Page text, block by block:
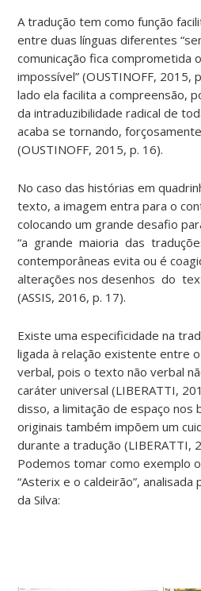
A tradução tem como função
entre duas línguas diferentes
comunicação fica comprometida
impossível” (OUSTINOFF, 2015,
lado ela facilita a compreensão,
da intraduzibilidade radical de
acaba se tornando,
(OUSTINOFF, 2015, p. 16).
No caso das histórias em
texto, a imagem entra para o
colocando um grande desafio
“a grande maioria das
contemporâneas evita ou é
alterações nos desenhos do
(ASSIS, 2016, p. 17).
Existe uma especificidade na
ligada à relação existente entre
verbal, pois o texto não verbal
caráter universal (LIBERATTI,
disso, a limitação de espaço nos
originais também impõem um
durante a tradução (LIBERATTI,
Podemos tomar como exemplo
“Asterix e o caldeirão”, analisada
da Silva: